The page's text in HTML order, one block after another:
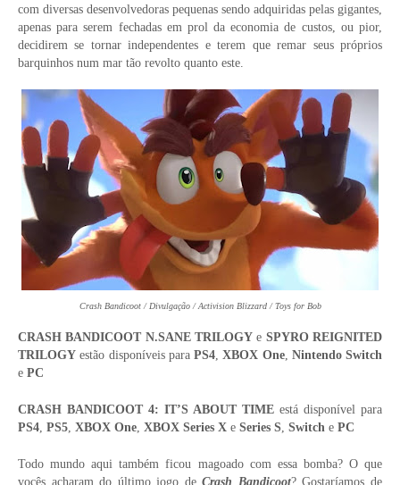
com diversas desenvolvedoras pequenas sendo adquiridas pelas gigantes,
apenas para serem fechadas em prol da economia de custos, ou pior,
decidirem se tornar independentes e terem que remar seus próprios
barquinhos num mar tão revolto quanto este.
Crash Bandicoot / Divulgação / Activision Blizzard / Toys for Bob
CRASH BANDICOOT N.SANE TRILOGY e SPYRO REIGNITED
TRILOGY estão disponíveis paraPS4,XBOX One, Nintendo Switch
e PC
CRASH BANDICOOT 4: IT’S ABOUT TIME está disponível para
PS4, PS5, XBOX One, XBOX Series X e Series S, Switch e PC
Todo mundo aqui também ficou magoado com essa bomba? O que
vocês acharam do último jogo deCrash Bandicoot? Gostaríamos de